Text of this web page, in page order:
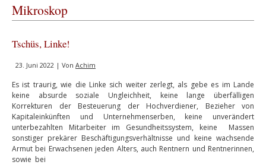
Mikroskop
Tschüs, Linke!
23. Juni 2022 | Von Achim
Es ist traurig, wie die Linke sich weiter zerlegt, als gebe es im Lande
keine absurde soziale Ungleichheit, keine lange überfälligen
Korrekturen der Besteuerung der Hochverdiener, Bezieher von
Kapitaleinkünften und Unternehmenserben, keine unverändert
unterbezahlten Mitarbeiter im Gesundheitssystem, keine Massen
sonstiger prekärer Beschäftigungsverhältnisse und keine wachsende
Armut bei Erwachsenen jeden Alters, auch Rentnern und Rentnerinnen,
sowie bei